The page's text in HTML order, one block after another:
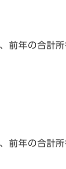
前年の合計
前年の合計